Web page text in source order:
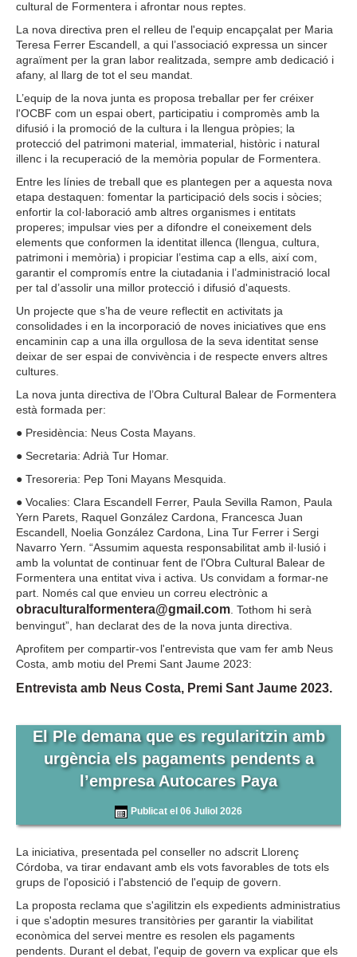
cultural de Formentera i afrontar nous reptes.
La nova directiva pren el relleu de l'equip encapçalat per Maria
Teresa Ferrer Escandell, a qui l’associació expressa un sincer
agraïment per la gran labor realitzada, sempre amb dedicació i
afany, al llarg de tot el seu mandat.
L’equip de la nova junta es proposa treballar per fer créixer
l'OCBF com un espai obert, participatiu i compromès amb la
difusió i la promoció de la cultura i la llengua pròpies; la
protecció del patrimoni material, immaterial, històric i natural
illenc i la recuperació de la memòria popular de Formentera.
Entre les línies de treball que es plantegen per a aquesta nova
etapa destaquen: fomentar la participació dels socis i sòcies;
enfortir la col·laboració amb altres organismes i entitats
properes; impulsar vies per a difondre el coneixement dels
elements que conformen la identitat illenca (llengua, cultura,
patrimoni i memòria) i propiciar l’estima cap a ells, així com,
garantir el compromís entre la ciutadania i l’administració local
per tal d’assolir una millor protecció i difusió d'aquests.
Un projecte que s’ha de veure reflectit en activitats ja
consolidades i en la incorporació de noves iniciatives que ens
encaminin cap a una illa orgullosa de la seva identitat sense
deixar de ser espai de convivència i de respecte envers altres
cultures.
La nova junta directiva de l’Obra Cultural Balear de Formentera
està formada per:
● Presidència: Neus Costa Mayans.
● Secretaria: Adrià Tur Homar.
● Tresoreria: Pep Toni Mayans Mesquida.
● Vocalies: Clara Escandell Ferrer, Paula Sevilla Ramon, Paula
Yern Parets, Raquel González Cardona, Francesca Juan
Escandell, Noelia González Cardona, Lina Tur Ferrer i Sergi
Navarro Yern. “Assumim aquesta responsabilitat amb il·lusió i
amb la voluntat de continuar fent de l'Obra Cultural Balear de
Formentera una entitat viva i activa. Us convidam a formar-ne
part. Només cal que envieu un correu electrònic a
obraculturalformentera@gmail.com . Tothom hi serà
benvingut”, han declarat des de la nova junta directiva.
Aprofitem per compartir-vos l'entrevista que vam fer amb Neus
Costa, amb motiu del Premi Sant Jaume 2023:
Entrevista amb Neus Costa, Premi Sant Jaume 2023.
El Ple demana que es regularitzin amb
urgència els pagaments pendents a
l’empresa Autocares Paya
Publicat el 06 Juliol 2026
La iniciativa, presentada pel conseller no adscrit Llorenç
Córdoba, va tirar endavant amb els vots favorables de tots els
grups de l'oposició i l'abstenció de l'equip de govern.
La proposta reclama que s'agilitzin els expedients administratius
i que s'adoptin mesures transitòries per garantir la viabilitat
econòmica del servei mentre es resolen els pagaments
pendents. Durant el debat, l'equip de govern va explicar que els